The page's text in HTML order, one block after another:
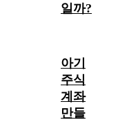
일까?
아기
주식
계좌
만들